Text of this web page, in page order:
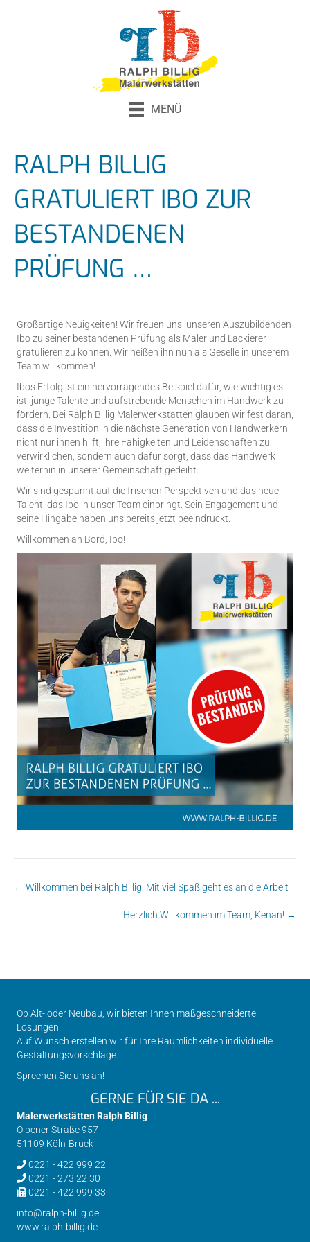
MENÜ
RALPH BILLIG
GRATULIERT IBO ZUR
BESTANDENEN
PRÜFUNG …
Großartige Neuigkeiten! Wir freuen uns, unseren Auszubildenden
Ibo zu seiner bestandenen Prüfung als Maler und Lackierer
gratulieren zu können. Wir heißen ihn nun als Geselle in unserem
Team willkommen!
Ibos Erfolg ist ein hervorragendes Beispiel dafür, wie wichtig es
ist, junge Talente und aufstrebende Menschen im Handwerk zu
fördern. Bei Ralph Billig Malerwerkstätten glauben wir fest daran,
dass die Investition in die nächste Generation von Handwerkern
nicht nur ihnen hilft, ihre Fähigkeiten und Leidenschaften zu
verwirklichen, sondern auch dafür sorgt, dass das Handwerk
weiterhin in unserer Gemeinschaft gedeiht.
Wir sind gespannt auf die frischen Perspektiven und das neue
Talent, das Ibo in unser Team einbringt. Sein Engagement und
seine Hingabe haben uns bereits jetzt beeindruckt.
Willkommen an Bord, Ibo!
← Willkommen bei Ralph Billig: Mit viel Spaß geht es an die Arbeit
Herzlich Willkommen im Team, Kenan! →
Ob Alt- oder Neubau, wir bieten Ihnen maßgeschneiderte
Lösungen.
Auf Wunsch erstellen wir für Ihre Räumlichkeiten individuelle
Gestaltungsvorschläge.
Sprechen Sie uns an!
GERNE FÜR SIE DA ...
Malerwerkstätten Ralph Billig
Olpener Straße 957
51109 Köln-Brück
0221 - 422 999 22
0221 - 273 22 30
0221 - 422 999 33
info@ralph-billig.de
www.ralph-billig.de